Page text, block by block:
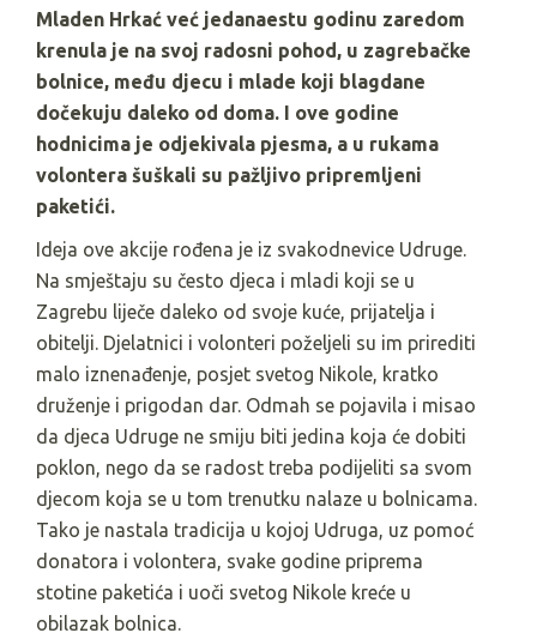
Mladen Hrkać već jedanaestu godinu zaredom
krenula je na svoj radosni pohod, u zagrebačke
bolnice, među djecu i mlade koji blagdane
dočekuju daleko od doma. I ove godine
hodnicima je odjekivala pjesma, a u rukama
volontera šuškali su pažljivo pripremljeni
paketići.
Ideja ove akcije rođena je iz svakodnevice Udruge.
Na smještaju su često djeca i mladi koji se u
Zagrebu liječe daleko od svoje kuće, prijatelja i
obitelji. Djelatnici i volonteri poželjeli su im prirediti
malo iznenađenje, posjet svetog Nikole, kratko
druženje i prigodan dar. Odmah se pojavila i misao
da djeca Udruge ne smiju biti jedina koja će dobiti
poklon, nego da se radost treba podijeliti sa svom
djecom koja se u tom trenutku nalaze u bolnicama.
Tako je nastala tradicija u kojoj Udruga, uz pomoć
donatora i volontera, svake godine priprema
stotine paketića i uoči svetog Nikole kreće u
obilazak bolnica.